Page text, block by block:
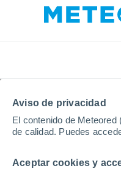
Aviso de privacidad
El contenido de
de calidad. Puedes
Aceptar cookies y
Inicio Sri Lanka